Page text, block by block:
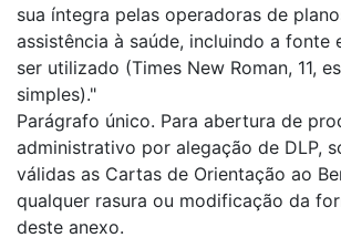
sua íntegra pelas operadoras de
assistência à saúde, incluindo a fonte
ser utilizado (Times New Roman, 11,
simples)."
Parágrafo único. Para abertura de
administrativo por alegação de DLP,
válidas as Cartas de Orientação ao
qualquer rasura ou modificação da
deste anexo.